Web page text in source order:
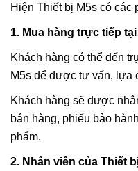
Hiện Thiết bị M5s có
1. Mua hàng trực tiếp
Khách hàng có thể đến
M5s để được tư vấn, lựa
Khách hàng sẽ được
bán hàng, phiếu bảo
phẩm.
2. Nhân viên của Thiết